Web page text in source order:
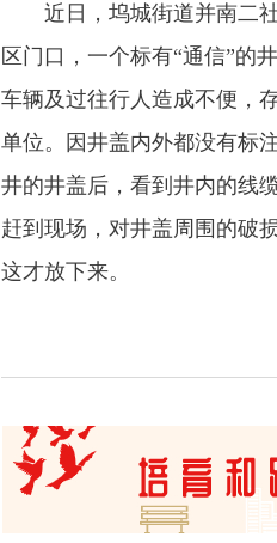
近日，坞城街道并南二社
区门口，一个标有“通信”的
车辆及过往行人造成不便，
单位。因井盖内外都没有标
井的井盖后，看到井内的线
赶到现场，对井盖周围的破
这才放下来。